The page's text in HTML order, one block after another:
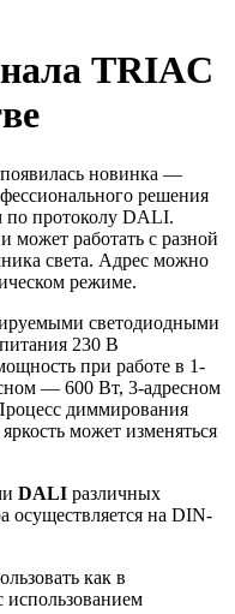
TRIAC
новинка —
решения
по протоколу DALI.
может работать с разной
света. Адрес можно
режиме.
светодиодными
230 В
при работе в 1-
— 600 Вт, 3-адресном
диммирования
может изменяться
DALI различных
осуществляется на DIN-
как в
использованием